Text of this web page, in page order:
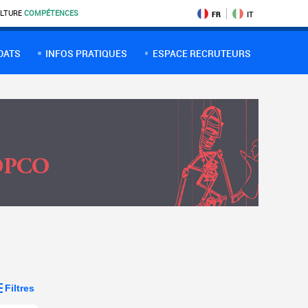
COMPÉTENCES FR IT
INFOS PRATIQUES ESPACE RECRUTEURS
Filtres